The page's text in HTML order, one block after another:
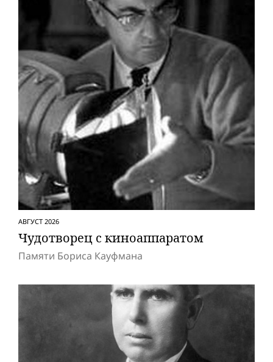
АВГУСТ 2026
Чудотворец с киноаппаратом
Памяти Бориса Кауфмана